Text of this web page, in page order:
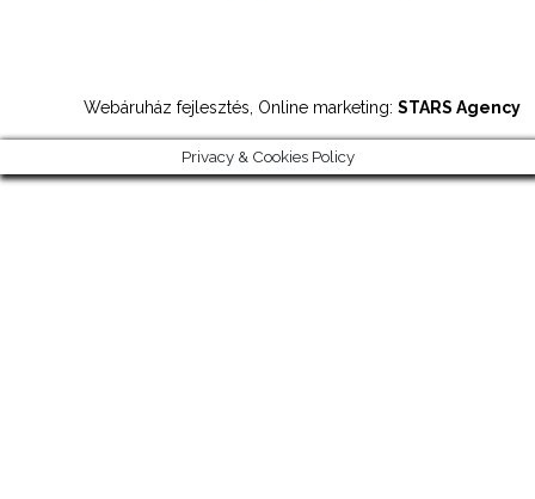
Webáruház fejlesztés, Online marketing: STARS Agency
Privacy & Cookies Policy